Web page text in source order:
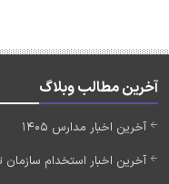
آخرین مطالب وبلاگ
آخرین اخبار مدارس 1405
آخرین اخبار استخدام سازمان تامین